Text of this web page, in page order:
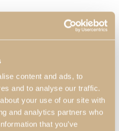
content and ads, to
and to analyse our traffic.
your use of our site with
and analytics partners who
that you’ve